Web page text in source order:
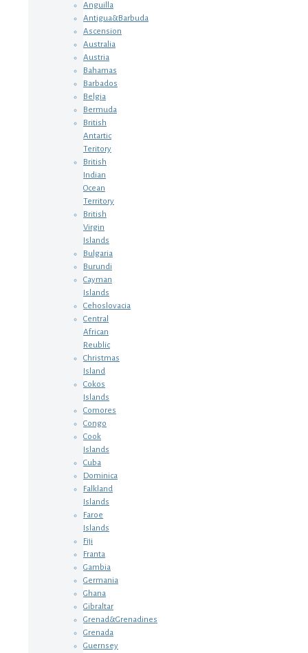
Anguilla
Antigua&Barbuda
Ascension
Australia
Austria
Bahamas
Barbados
Belgia
Bermuda
British
Antartic
Teritory
British
Indian
Ocean
Territory
British
Virgin
Islands
Bulgaria
Burundi
Cayman
Islands
Cehoslovacia
Central
African
Reublic
Christmas
Island
Cokos
Islands
Comores
Congo
Cook
Islands
Cuba
Dominica
Falkland
Islands
Faroe
Islands
Fiji
Franta
Gambia
Germania
Ghana
Gibraltar
Grenad&Grenadines
Grenada
Guernsey